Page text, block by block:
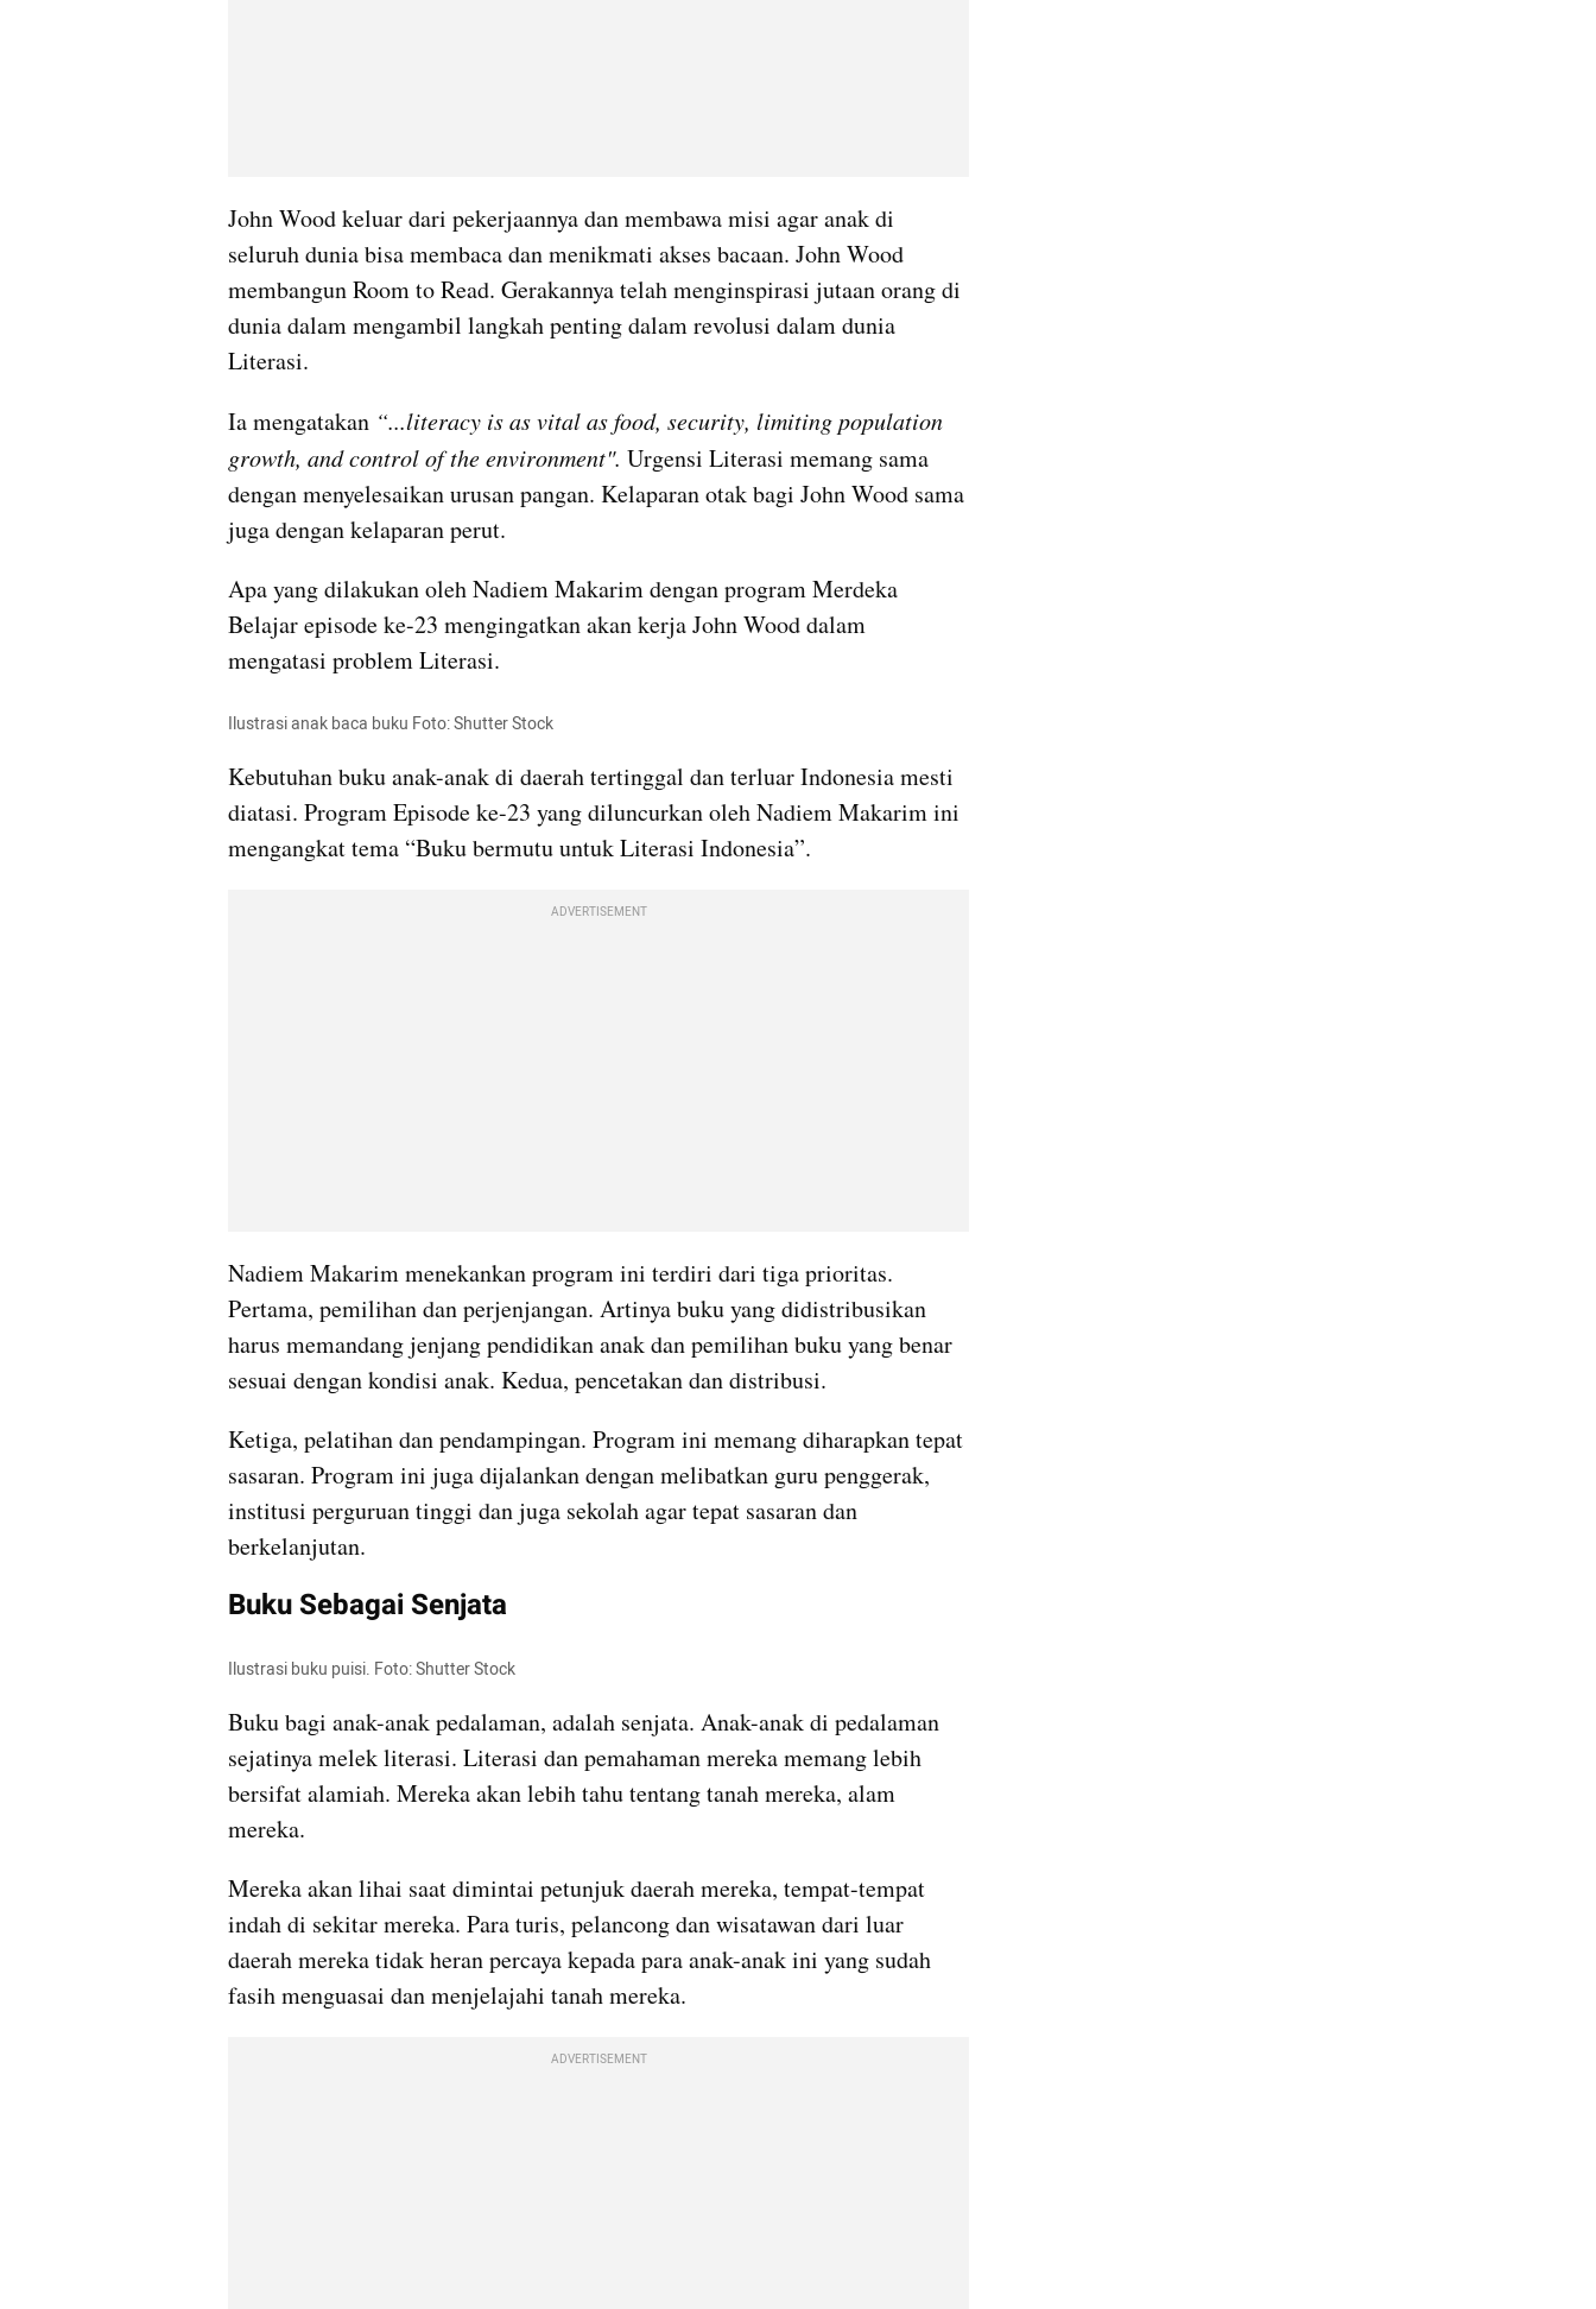
John Wood keluar dari pekerjaannya dan membawa misi agar anak di
seluruh dunia bisa membaca dan menikmati akses bacaan. John Wood
membangun Room to Read. Gerakannya telah menginspirasi jutaan orang di
dunia dalam mengambil langkah penting dalam revolusi dalam dunia
Literasi.
Ia mengatakan “...literacy is as vital as food, security, limiting population
growth, and control of the environment". Urgensi Literasi memang sama
dengan menyelesaikan urusan pangan. Kelaparan otak bagi John Wood sama
juga dengan kelaparan perut.
Apa yang dilakukan oleh Nadiem Makarim dengan program Merdeka
Belajar episode ke-23 mengingatkan akan kerja John Wood dalam
mengatasi problem Literasi.
Ilustrasi anak baca buku Foto: Shutter Stock
Kebutuhan buku anak-anak di daerah tertinggal dan terluar Indonesia mesti
diatasi. Program Episode ke-23 yang diluncurkan oleh Nadiem Makarim ini
mengangkat tema “Buku bermutu untuk Literasi Indonesia”.
ADVERTISEMENT
Nadiem Makarim menekankan program ini terdiri dari tiga prioritas.
Pertama, pemilihan dan perjenjangan. Artinya buku yang didistribusikan
harus memandang jenjang pendidikan anak dan pemilihan buku yang benar
sesuai dengan kondisi anak. Kedua, pencetakan dan distribusi.
Ketiga, pelatihan dan pendampingan. Program ini memang diharapkan tepat
sasaran. Program ini juga dijalankan dengan melibatkan guru penggerak,
institusi perguruan tinggi dan juga sekolah agar tepat sasaran dan
berkelanjutan.
Buku Sebagai Senjata
Ilustrasi buku puisi. Foto: Shutter Stock
Buku bagi anak-anak pedalaman, adalah senjata. Anak-anak di pedalaman
sejatinya melek literasi. Literasi dan pemahaman mereka memang lebih
bersifat alamiah. Mereka akan lebih tahu tentang tanah mereka, alam
mereka.
Mereka akan lihai saat dimintai petunjuk daerah mereka, tempat-tempat
indah di sekitar mereka. Para turis, pelancong dan wisatawan dari luar
daerah mereka tidak heran percaya kepada para anak-anak ini yang sudah
fasih menguasai dan menjelajahi tanah mereka.
ADVERTISEMENT